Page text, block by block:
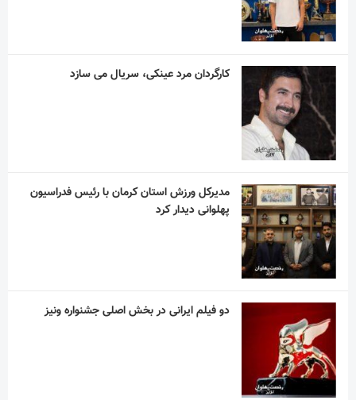
کارگردان مرد عینکی، سریال می سازد
مدیرکل ورزش استان کرمان با رئیس فدراسیون
پهلوانی دیدار کرد
دو فیلم ایرانی در بخش اصلی جشنواره ونیز